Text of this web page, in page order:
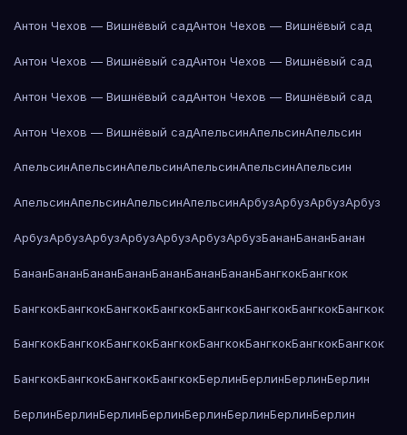
Антон Чехов — Вишнёвый садАнтон Чехов — Вишнёвый сад
Антон Чехов — Вишнёвый садАнтон Чехов — Вишнёвый сад
Антон Чехов — Вишнёвый садАнтон Чехов — Вишнёвый сад
Антон Чехов — Вишнёвый садАпельсинАпельсинАпельсин
АпельсинАпельсинАпельсинАпельсинАпельсинАпельсин
АпельсинАпельсинАпельсинАпельсинАрбузАрбузАрбузАрбуз
АрбузАрбузАрбузАрбузАрбузАрбузАрбузБананБананБанан
БананБананБананБананБананБананБананБангкокБангкок
БангкокБангкокБангкокБангкокБангкокБангкокБангкокБангкок
БангкокБангкокБангкокБангкокБангкокБангкокБангкокБангкок
БангкокБангкокБангкокБангкокБерлинБерлинБерлинБерлин
БерлинБерлинБерлинБерлинБерлинБерлинБерлинБерлин